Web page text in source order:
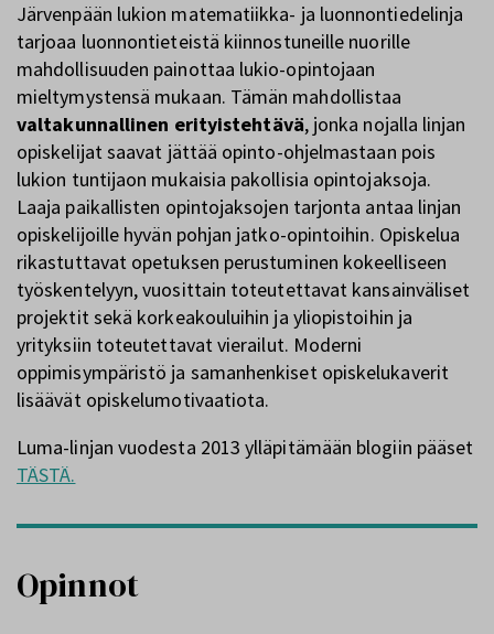
Järvenpään lukion matematiikka- ja luonnontiedelinja
tarjoaa luonnontieteistä kiinnostuneille nuorille
mahdollisuuden painottaa lukio-opintojaan
mieltymystensä mukaan. Tämän mahdollistaa
valtakunnallinen erityistehtävä, jonka nojalla linjan
opiskelijat saavat jättää opinto-ohjelmastaan pois
lukion tuntijaon mukaisia pakollisia opintojaksoja.
Laaja paikallisten opintojaksojen tarjonta antaa linjan
opiskelijoille hyvän pohjan jatko-opintoihin. Opiskelua
rikastuttavat opetuksen perustuminen kokeelliseen
työskentelyyn, vuosittain toteutettavat kansainväliset
projektit sekä korkeakouluihin ja yliopistoihin ja
yrityksiin toteutettavat vierailut. Moderni
oppimisympäristö ja samanhenkiset opiskelukaverit
lisäävät opiskelumotivaatiota.
Luma-linjan vuodesta 2013 ylläpitämään blogiin pääset
TÄSTÄ.
Opinnot